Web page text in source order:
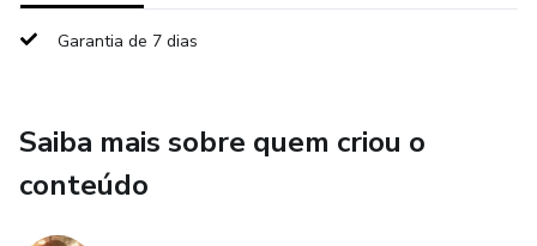
glucagon
Suplementos com evidência científica (berberina, L-
carnitina, ômega-3 e mais)
Garantia de 7 dias
Saiba mais sobre quem criou o
conteúdo